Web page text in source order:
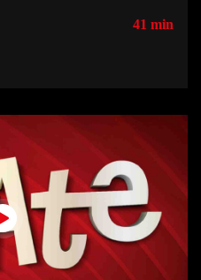
41 min